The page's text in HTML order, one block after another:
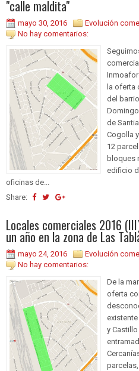
"calle maldita"
mayo 30, 2016
Evolución
No hay comentarios:
la oferta
del
de
Cogolla
12
bloques
edificio
oficinas de...
Share:
Locales comerciales 2016
un año en la zona de Las
mayo 24, 2016
Evolución
No hay comentarios:
De la
oferta
y Castillo